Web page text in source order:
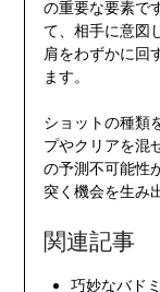
の重要な要素で
て、相手に意図
肩をわずかに回
ます。
ショットの種類
プやクリアを混
の予測不可能性
突く機会を生み
関連記事
巧妙なバド